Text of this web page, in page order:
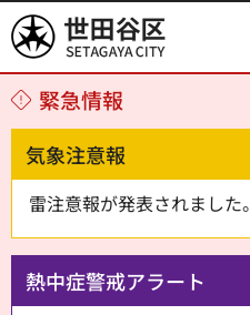
世田谷区
緊急情報
気象注意報
雷注意報が発表されました。
熱中症警戒アラート